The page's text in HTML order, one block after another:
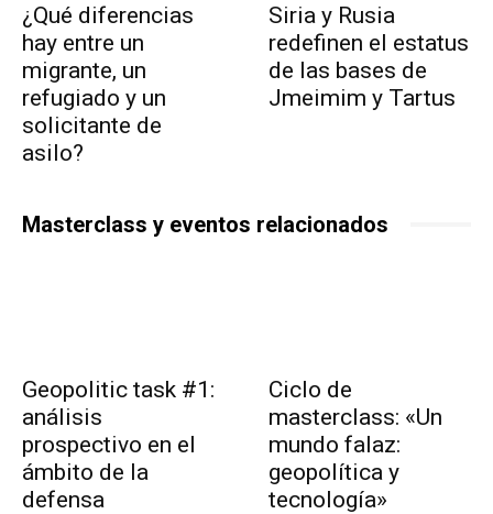
¿Qué diferencias
hay entre un
migrante, un
refugiado y un
solicitante de
asilo?
Siria y Rusia
redefinen el estatus
de las bases de
Jmeimim y Tartus
Masterclass y eventos relacionados
Geopolitic task #1:
análisis
prospectivo en el
ámbito de la
defensa
Ciclo de
masterclass: «Un
mundo falaz:
geopolítica y
tecnología»